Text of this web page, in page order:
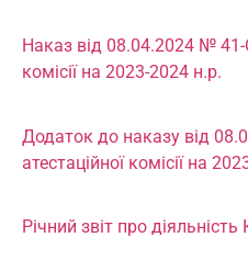
Наказ від 08.04.2024 № 41-
комісії на 2023-2024 н.р.
Додаток до наказу від
атестаційної комісії на
Річний звіт про